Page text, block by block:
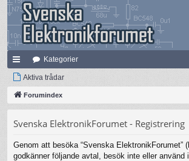
na
bb
ar
Kategorier
Aktiva trådar
Forumindex
Svenska ElektronikForumet - Registrering
Genom att besöka “Svenska ElektronikForumet”
godkänner följande avtal, besök inte eller